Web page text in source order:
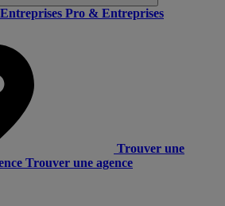
Pro & Entreprises
Trouver une
Trouver une agence